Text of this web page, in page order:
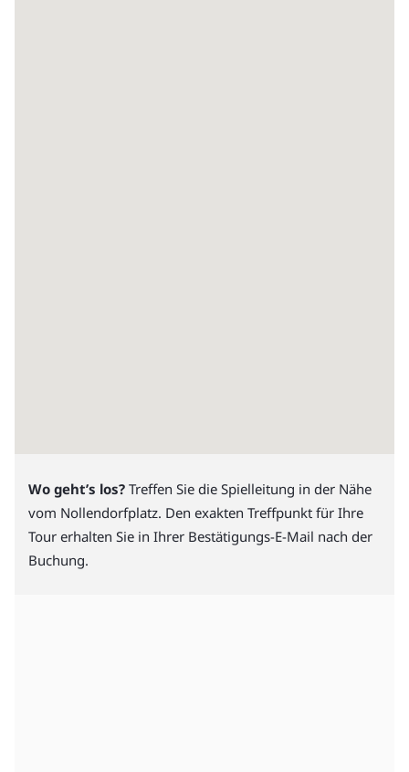
Wo geht’s los? Treffen Sie die Spielleitung in der Nähe
vom Nollendorfplatz. Den exakten Treffpunkt für Ihre
Tour erhalten Sie in Ihrer Bestätigungs-E-Mail nach der
Buchung.